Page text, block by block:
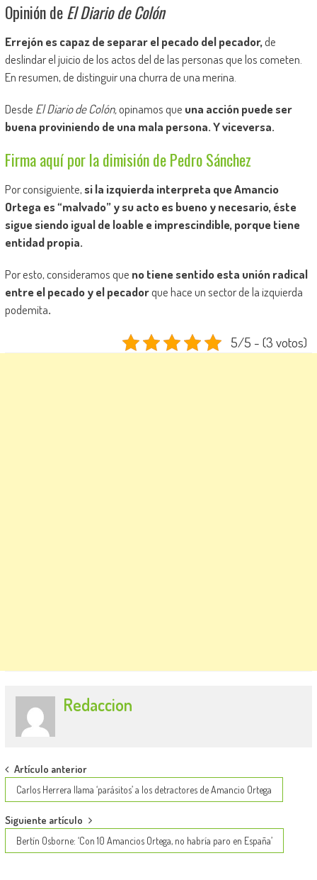
Opinión deEl Diario de Colón
Errejón es capaz de separar el pecado del pecador,de
deslindar el juicio de los actos del de las personas que los cometen.
En resumen, de distinguir una churra de una merina.
Desde El Diario de Colón,opinamos que una acción puede ser
buena proviniendo de una mala persona. Y viceversa.
Firma aquí por la dimisión de Pedro Sánchez
Por consiguiente,si la izquierda interpreta que Amancio
Ortega es “malvado” y su acto es bueno y necesario, éste
sigue siendo igual de loable e imprescindible, porque tiene
entidad propia.
Por esto, consideramos que no tiene sentido esta unión radical
entre el pecado y el pecadorque hace un sector de la izquierda
podemita.
5/5 - (3 votos)
Redaccion
Post
navigation
Artículo anterior
Carlos Herrera llama ‘parásitos’ a los detractores de Amancio Ortega
Siguiente artículo
Bertín Osborne: ‘Con 10 Amancios Ortega, no habría paro en España’